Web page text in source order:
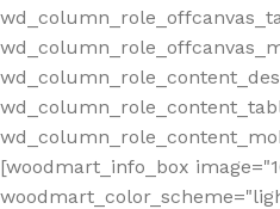
[woodmart_info_box